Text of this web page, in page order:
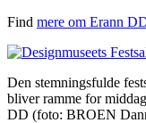
Find mere om Erann
Den stemningsfulde
bliver ramme for
DD (foto: BROEN